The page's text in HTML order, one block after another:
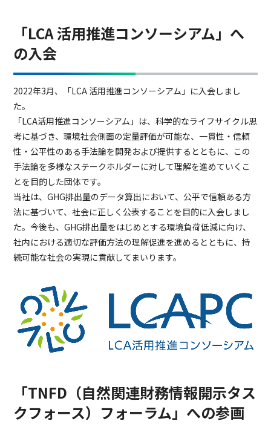
「LCA 活用推進コンソーシアム」へ
の入会
2022年3月、「LCA 活用推進コンソーシアム」に入会しまし
た。
「LCA活用推進コンソーシアム」は、科学的なライフサイクル思
考に基づき、環境社会側面の定量評価が可能な、一貫性・信頼
性・公平性のある手法論を開発および提供するとともに、この
手法論を多様なステークホルダーに対して理解を進めていくこ
とを目的した団体です。
当社は、GHG排出量のデータ算出において、公平で信頼ある方
法に基づいて、社会に正しく公表することを目的に入会しまし
た。今後も、GHG排出量をはじめとする環境負荷低減に向け、
社内における適切な評価方法の理解促進を進めるとともに、持
続可能な社会の実現に貢献してまいります。
「TNFD（自然関連財務情報開示タス
クフォース）フォーラム」への参画